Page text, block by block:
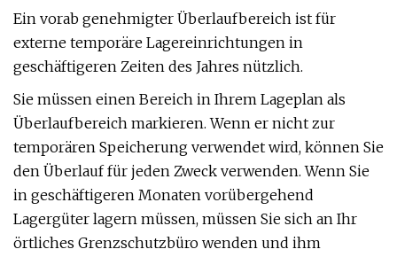
Ein vorab genehmigter Überlaufbereich ist für
externe temporäre Lagereinrichtungen in
geschäftigeren Zeiten des Jahres nützlich.
Sie müssen einen Bereich in Ihrem Lageplan als
Überlaufbereich markieren. Wenn er nicht zur
temporären Speicherung verwendet wird, können Sie
den Überlauf für jeden Zweck verwenden. Wenn Sie
in geschäftigeren Monaten vorübergehend
Lagergüter lagern müssen, müssen Sie sich an Ihr
örtliches Grenzschutzbüro wenden und ihm